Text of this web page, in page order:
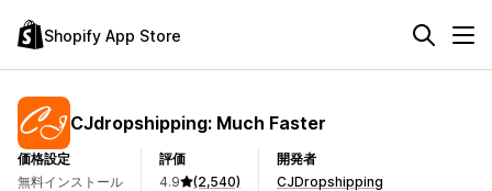
Shopify App Store
CJdropshipping: Much Faster
価格設定
無料インストール
評価
4.9
(2,540)
開発者
CJDropshipping